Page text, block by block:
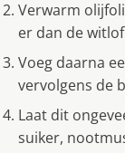
Verwarm
er dan de
Voeg daarna
vervolgens de
Laat dit
suiker,